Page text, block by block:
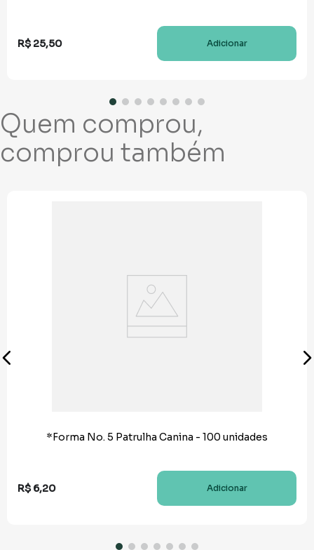
R$ 25,50 Adicionar
Quem comprou,
comprou também
*Forma No. 5 Patrulha Canina - 100 unidades
R$ 6,20 Adicionar